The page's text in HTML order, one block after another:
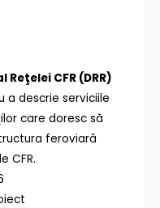
CFR (DRR)
a descrie serviciile
care doresc să
feroviară
CFR.